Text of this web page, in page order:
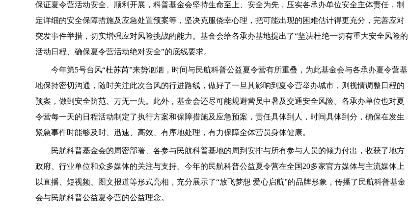
保证夏令营活动安全、顺利开展，科普基金会坚持生命至上、安全为先，压实各承办单位安全主体责任，制
定详细的安全保障措施及应急处置预案等，坚决克服侥幸心理，把可能出现的困难估计得更充分，完善应对
突发事件举措，切实增强应对风险挑战的能力。基金会给各承办基地提出了“坚决杜绝一切有重大安全风险的
活动日程、确保夏令营活动绝对安全”的底线要求。
今年第5号台风“杜苏芮”来势汹汹，时间与民航科普公益夏令营有所重叠，为此基金会与各承办夏令营基
地保持密切沟通，随时关注此次台风的行进路线，做好了一旦其影响到夏令营举办城市，则视情调整日程的
预案，做到安全防范、万无一失。此外，基金会还尽可能规避营员中暑及交通安全风险。各承办单位也对夏
令营每一天的日程活动制定了执行方案和保障措施及应急预案，责任具体到人，时间具体到分，确保在发生
紧急事件时能够及时、迅速、高效、有序地处理，有力保障全体营员身体健康。
民航科普基金会的周密部署、各参与民航科普基地的周到安排与所有参与人员的倾力付出，收获了地方
政府、行业单位和众多媒体的关注与支持。今年的民航科普公益夏令营在全国20多家官方媒体与主流媒体上
以直播、短视频、图文报道等形式亮相，充分展示了“放飞梦想 爱心启航”的品牌形象，传播了民航科普基金
会与民航科普公益夏令营的公益理念。